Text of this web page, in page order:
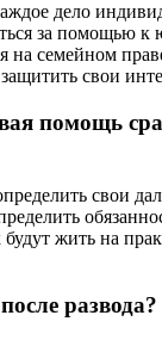
дело
за помощью к
на семейном
свои
помощь
свои
жить на
развода?